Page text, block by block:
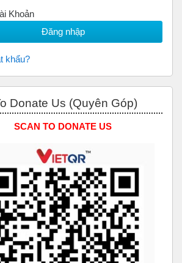
Khoản
khẩu?
Donate Us (Quyên Góp)
SCAN TO DONATE US